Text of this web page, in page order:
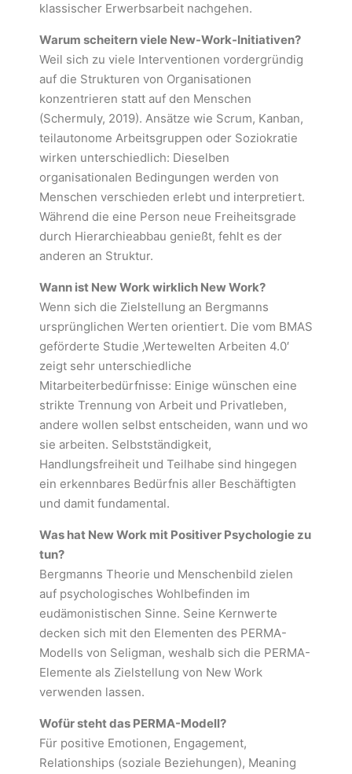
klassischer Erwerbsarbeit nachgehen.
Warum scheitern viele New-Work-Initiativen?
Weil sich zu viele Interventionen vordergründig
auf die Strukturen von Organisationen
konzentrieren statt auf den Menschen
(Schermuly, 2019). Ansätze wie Scrum, Kanban,
teilautonome Arbeitsgruppen oder Soziokratie
wirken unterschiedlich: Dieselben
organisationalen Bedingungen werden von
Menschen verschieden erlebt und interpretiert.
Während die eine Person neue Freiheitsgrade
durch Hierarchieabbau genießt, fehlt es der
anderen an Struktur.
Wann ist New Work wirklich New Work?
Wenn sich die Zielstellung an Bergmanns
ursprünglichen Werten orientiert. Die vom BMAS
geförderte Studie ‚Wertewelten Arbeiten 4.0′
zeigt sehr unterschiedliche
Mitarbeiterbedürfnisse: Einige wünschen eine
strikte Trennung von Arbeit und Privatleben,
andere wollen selbst entscheiden, wann und wo
sie arbeiten. Selbstständigkeit,
Handlungsfreiheit und Teilhabe sind hingegen
ein erkennbares Bedürfnis aller Beschäftigten
und damit fundamental.
Was hat New Work mit Positiver Psychologie zu
tun?
Bergmanns Theorie und Menschenbild zielen
auf psychologisches Wohlbefinden im
eudämonistischen Sinne. Seine Kernwerte
decken sich mit den Elementen des PERMA-
Modells von Seligman, weshalb sich die PERMA-
Elemente als Zielstellung von New Work
verwenden lassen.
Wofür steht das PERMA-Modell?
Für positive Emotionen, Engagement,
Relationships (soziale Beziehungen), Meaning